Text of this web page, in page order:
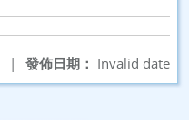
發佈日期： Invalid date
|